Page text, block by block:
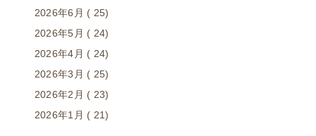
2026年6月 ( 25)
2026年5月 ( 24)
2026年4月 ( 24)
2026年3月 ( 25)
2026年2月 ( 23)
2026年1月 ( 21)